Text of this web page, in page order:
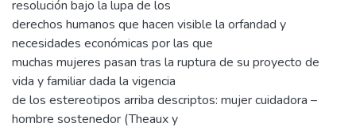
resolución bajo la lupa de los
derechos humanos que hacen visible la orfandad y
necesidades económicas por las que
muchas mujeres pasan tras la ruptura de su proyecto de
vida y familiar dada la vigencia
de los estereotipos arriba descriptos: mujer cuidadora –
hombre sostenedor (Theaux y